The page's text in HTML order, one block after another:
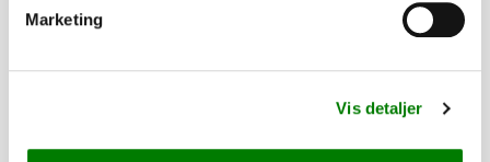
Marketing
Vis detaljer
Afstandsbøsning 3/8" á 7 mm
16,00
ekskl. moms